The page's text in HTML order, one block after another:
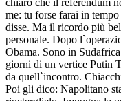
chiaro che il referendum
me: tu forse farai in
disse. Ma il ricordo più
personale. Dopo
Obama. Sono in
giorni di un vertice Putin
da quell`incontro.
Poi gli dico: Napolitano